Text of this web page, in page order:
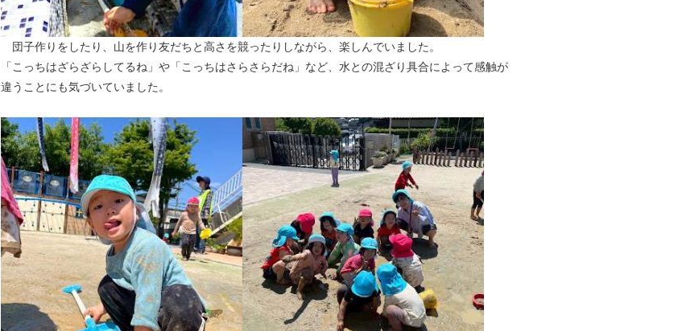
団子作りをしたり、山を作り友だちと高さを競ったりしながら、楽しんでいました。
「こっちはざらざらしてるね」や「こっちはさらさらだね」など、水との混ざり具合によって感触が
違うことにも気づいていました。